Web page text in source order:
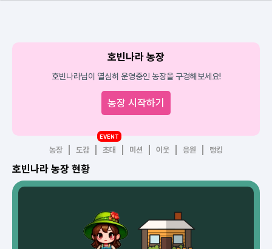
호빈나라 농장
호빈나라님이 열심히 운영중인 농장을 구경해보세요!
농장 시작하기
농장 도감 초대
EVENT
미션 이웃 응원 랭킹
호빈나라 농장 현황